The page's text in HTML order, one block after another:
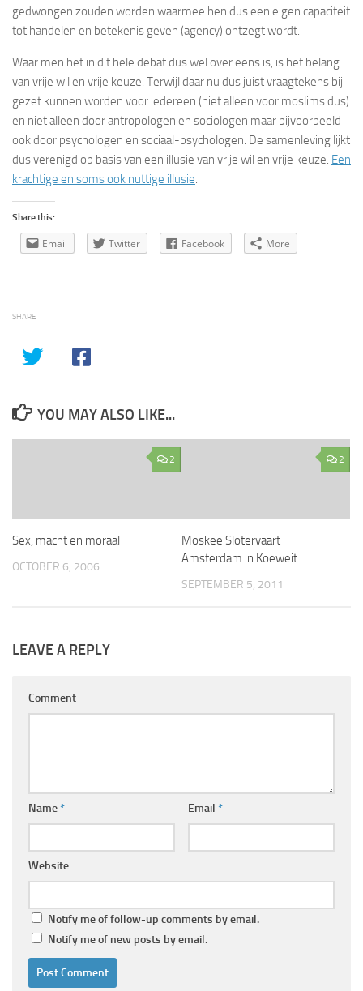
gedwongen zouden worden waarmee hen dus een eigen capaciteit
tot handelen en betekenis geven (agency) ontzegt wordt.
Waar men het in dit hele debat dus wel over eens is, is het belang
van vrije wil en vrije keuze. Terwijl daar nu dus juist vraagtekens bij
gezet kunnen worden voor iedereen (niet alleen voor moslims dus)
en niet alleen door antropologen en sociologen maar bijvoorbeeld
ook door psychologen en sociaal-psychologen. De samenleving lijkt
dus verenigd op basis van een illusie van vrije wil en vrije keuze. Een
krachtige en soms ook nuttige illusie.
Share this:
Email Twitter Facebook More
SHARE
YOU MAY ALSO LIKE...
2
Sex, macht en moraal
OCTOBER 6, 2006
2
Moskee Slotervaart
Amsterdam in Koeweit
SEPTEMBER 5, 2011
LEAVE A REPLY
Comment
Name* Email *
Website
Notify me of follow-up comments by email.
Notify me of new posts by email.